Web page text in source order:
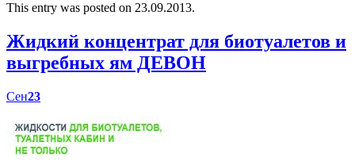
This entry was posted on 23.09.2013.
Жидкий концентрат для биотуалетов и
выгребных ям ДЕВОН
Сен23